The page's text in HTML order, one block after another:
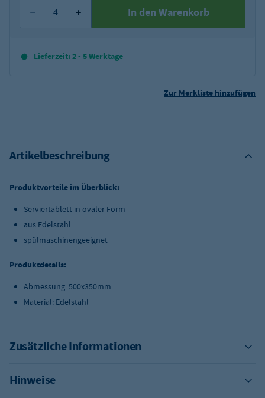
In den Warenkorb
Lieferzeit: 2 - 5 Werktage
Zur Merkliste hinzufügen
Artikelbeschreibung
Produktvorteile im Überblick:
Serviertablett in ovaler Form
aus Edelstahl
spülmaschinengeeignet
Produktdetails:
Abmessung: 500x350mm
Material: Edelstahl
Zusätzliche Informationen
Hinweise